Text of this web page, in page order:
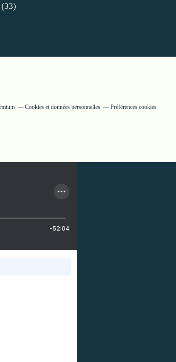
(33)
Cookies et données personnelles Préférences cookies
-52:04